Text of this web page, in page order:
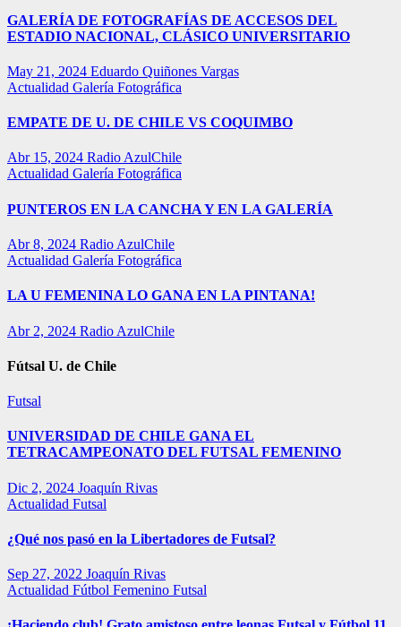
GALERÍA DE FOTOGRAFÍAS DE ACCESOS DEL
ESTADIO NACIONAL, CLÁSICO UNIVERSITARIO
May 21, 2024 Eduardo Quiñones Vargas
Actualidad Galería Fotográfica
EMPATE DE U. DE CHILE VS COQUIMBO
Abr 15, 2024 Radio AzulChile
Actualidad Galería Fotográfica
PUNTEROS EN LA CANCHA Y EN LA GALERÍA
Abr 8, 2024 Radio AzulChile
Actualidad Galería Fotográfica
LA U FEMENINA LO GANA EN LA PINTANA!
Abr 2, 2024 Radio AzulChile
Fútsal U. de Chile
Futsal
UNIVERSIDAD DE CHILE GANA EL
TETRACAMPEONATO DEL FUTSAL FEMENINO
Dic 2, 2024 Joaquín Rivas
Actualidad Futsal
¿Qué nos pasó en la Libertadores de Futsal?
Sep 27, 2022 Joaquín Rivas
Actualidad Fútbol Femenino Futsal